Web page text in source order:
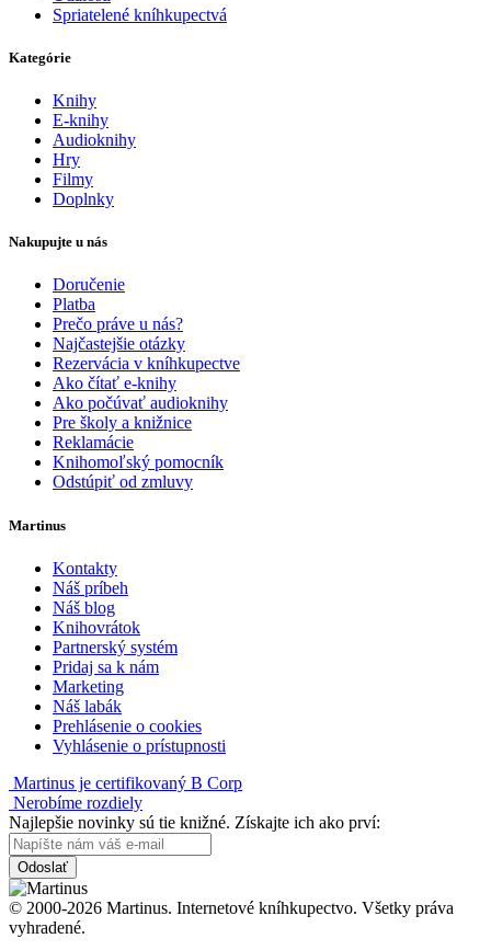
Spriatelené kníhkupectvá
Kategórie
Knihy
E-knihy
Audioknihy
Hry
Filmy
Doplnky
Nakupujte u nás
Doručenie
Platba
Prečo práve u nás?
Najčastejšie otázky
Rezervácia v kníhkupectve
Ako čítať e-knihy
Ako počúvať audioknihy
Pre školy a knižnice
Reklamácie
Knihomoľský pomocník
Odstúpiť od zmluvy
Martinus
Kontakty
Náš príbeh
Náš blog
Knihovrátok
Partnerský systém
Pridaj sa k nám
Marketing
Náš labák
Prehlásenie o cookies
Vyhlásenie o prístupnosti
Martinus je certifikovaný B Corp
Nerobíme rozdiely
Najlepšie novinky sú tie knižné. Získajte ich ako prví:
Odoslať
© 2000-2026 Martinus. Internetové kníhkupectvo. Všetky práva
vyhradené.